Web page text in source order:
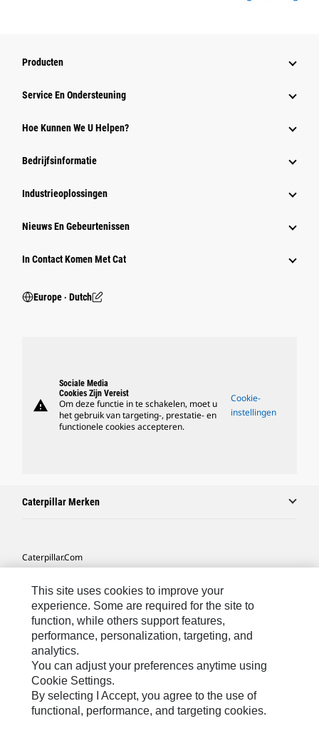
Producten
Service En Ondersteuning
Hoe Kunnen We U Helpen?
Bedrijfsinformatie
Industrieoplossingen
Nieuws En Gebeurtenissen
In Contact Komen Met Cat
Europe ‧ Dutch
warning
Sociale Media
Cookies Zijn Vereist
Om deze functie in te schakelen, moet u
het gebruik van targeting-, prestatie- en
functionele cookies accepteren.
Cookie-
instellingen
Caterpillar Merken
Caterpillar.com
Mijn Marketingvoorkeuren
Site Map
Cookie Settings
Legal
Privacy
This site uses cookies to improve your
experience. Some are required for the site to
function, while others support features,
performance, personalization, targeting, and
analytics.
You can adjust your preferences anytime using
Cookie Settings.
By selecting I Accept, you agree to the use of
functional, performance, and targeting cookies.